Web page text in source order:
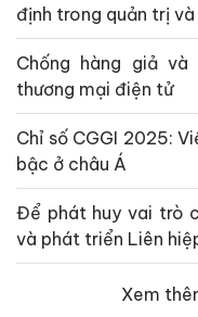
định trong quản trị
Chống hàng giả
thương mại điện tử
Chỉ số CGGI 2025:
bậc ở châu Á
Để phát huy vai trò
và phát triển Liên
Xem